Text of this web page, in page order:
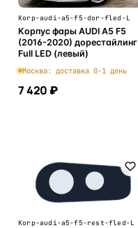
Korp-audi-a5-f5-dor-fled-L
Корпус фары AUDI A5 F5
(2016-2020) дорестайлинг
Full LED (левый)
Москва: доставка 0-1 день
7 420 ₽
Korp-audi-a5-f5-rest-fled-L